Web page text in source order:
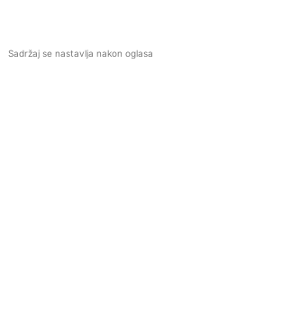
Sadržaj se nastavlja nakon oglasa